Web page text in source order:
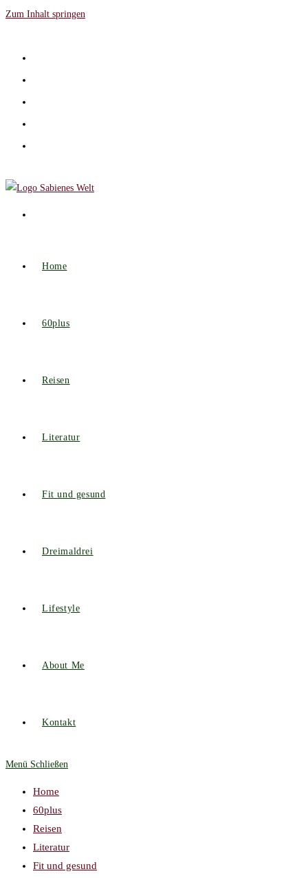
Zum Inhalt springen
Home
60plus
Reisen
Literatur
Fit und gesund
Dreimaldrei
Lifestyle
About Me
Kontakt
Menü Schließen
Home
60plus
Reisen
Literatur
Fit und gesund